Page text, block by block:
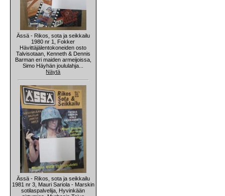
Ässä - Rikos, sota ja seikkailu
1980 nr 1, Fokker
Hävittäjälentokoneiden osto
Talvisotaan, Kenneth & Dennis
Barman eri maiden armeijoissa,
Simo Häyhän joululahja...
Näytä
Ässä - Rikos, sota ja seikkailu
1981 nr 3, Mauri Sariola - Marskin
sotilaspalvelija, Hyvinkään